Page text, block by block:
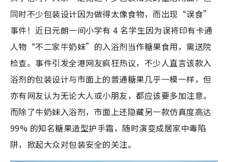
同时不少包装设计因为做得太像食物，而出现“误食”
事件！近日元朗一间小学有 4 名学生因为误将印有卡通
人物“不二家牛奶妹”的入浴剂当作糖果食用，需送院
检查。事件引发全港网友疯狂热议，不少人直言该款入
浴剂的包装设计与市面上的普通糖果几乎一模一样，但
亦有网友认为无论大人或小朋友，都应该要多加注意。
而除了牛奶妹入浴剂，市面上还隐藏另一款仿真度高达
99% 的知名糖果造型护手霜，随时演变成居家中毒陷
阱，掀起大众对包装安全的关注。